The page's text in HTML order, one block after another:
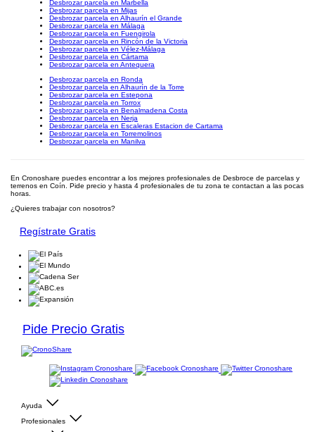
Desbrozar parcela en Marbella
Desbrozar parcela en Mijas
Desbrozar parcela en Alhaurín el Grande
Desbrozar parcela en Málaga
Desbrozar parcela en Fuengirola
Desbrozar parcela en Rincón de la Victoria
Desbrozar parcela en Vélez-Málaga
Desbrozar parcela en Cártama
Desbrozar parcela en Antequera
Desbrozar parcela en Ronda
Desbrozar parcela en Alhaurín de la Torre
Desbrozar parcela en Estepona
Desbrozar parcela en Torrox
Desbrozar parcela en Benalmadena Costa
Desbrozar parcela en Nerja
Desbrozar parcela en Escaleras Estacion de Cartama
Desbrozar parcela en Torremolinos
Desbrozar parcela en Manilva
En Cronoshare puedes encontrar a los mejores profesionales de Desbroce de parcelas y
terrenos en Coín. Pide precio y hasta 4 profesionales de tu zona te contactan a las pocas
horas.
¿Quieres trabajar con nosotros?
Regístrate Gratis
Pide Precio Gratis
Ayuda
Profesionales